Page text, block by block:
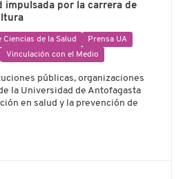
impulsada por la carrera de
Ciencias de la Salud
Prensa UA
Vinculación con el Medio
públicas, organizaciones
la Universidad de Antofagasta
en salud y la prevención de